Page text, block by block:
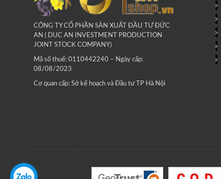
CÔNG TY CỔ PHẦN SẢN XUẤT ĐẦU TƯ ĐỨC
AN ( DUC AN INVESTMENT PRODUCTION
JOINT STOCK COMPANY)
Mã số thuế: 0110442240 – Ngày cấp:
08/08/2023
Cơ quan cấp: Sở kế hoạch và Đầu tư TP Hà Nội